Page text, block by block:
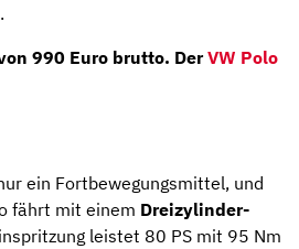
990 Euro brutto. DerVW Polo
ein Fortbewegungsmittel, und
fährt mit einem Dreizylinder-
leistet 80 PS mit 95 Nm